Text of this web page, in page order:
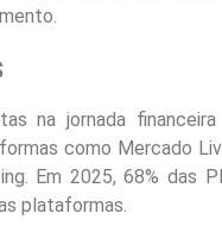
na jornada
como Mercado
Em 2025, 68% das
plataformas.